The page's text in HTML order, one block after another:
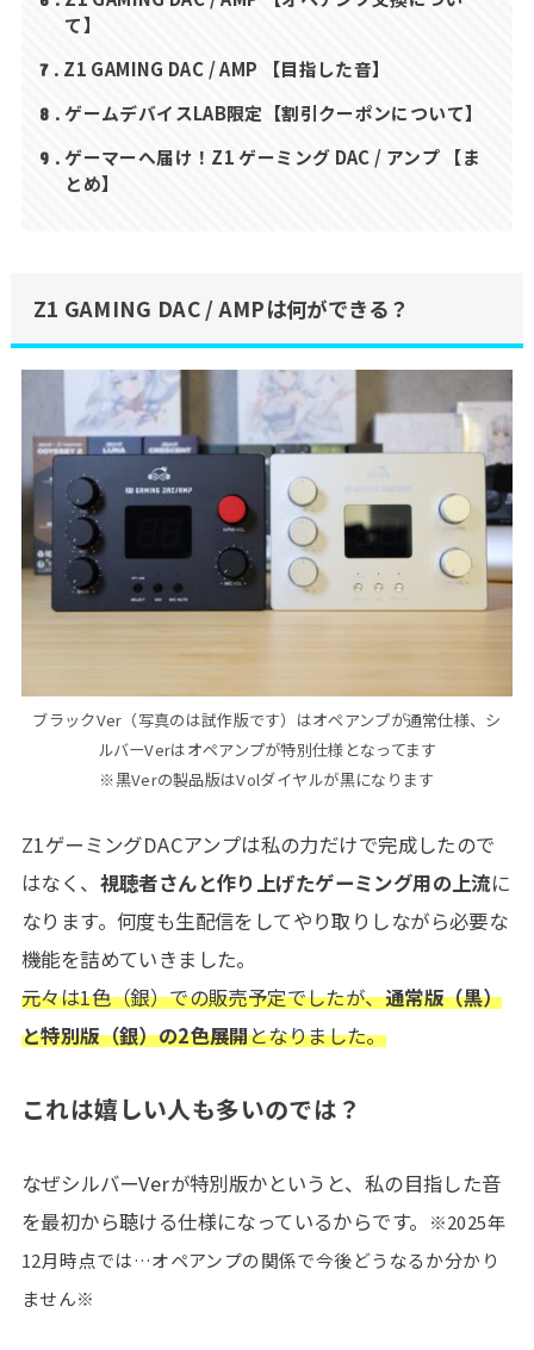
て】
7 Z1 GAMING DAC / AMP 【目指した音】
8 ゲームデバイスLAB限定【割引クーポンについて】
9
ゲーマーへ届け！Z1 ゲーミング DAC / アンプ 【ま
とめ】
Z1 GAMING DAC / AMPは何ができる？
ブラックVer（写真のは試作版です）はオペアンプが通常仕様、シ
ルバーVerはオペアンプが特別仕様となってます
※黒Verの製品版はVolダイヤルが黒になります
Z1ゲーミングDACアンプは私の力だけで完成したので
はなく、 視聴者さんと作り上げたゲーミング用の上流に
なります。何度も生配信をしてやり取りしながら必要な
機能を詰めていきました。
元々は1色（銀）での販売予定でしたが、通常版（黒）
と特別版（銀）の2色展開となりました。
これは嬉しい人も多いのでは？
なぜシルバーVerが特別版かというと、私の目指した音
を最初から聴ける仕様になっているからです。
※2025年
12月時点では…オペアンプの関係で今後どうなるか分かり
ません※